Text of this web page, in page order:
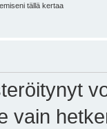
tällä kertaa
vain